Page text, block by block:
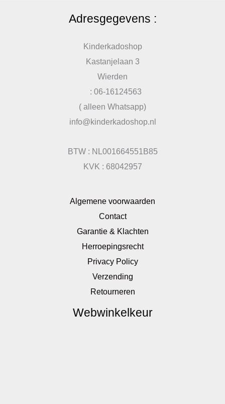
Adresgegevens :
Kinderkadoshop
Kastanjelaan 3
Wierden
: 06-16124563
( alleen Whatsapp)
info@kinderkadoshop.nl
BTW : NL001664551B85
KVK : 68042957
Algemene voorwaarden
Contact
Garantie & Klachten
Herroepingsrecht
Privacy Policy
Verzending
Retourneren
Webwinkelkeur